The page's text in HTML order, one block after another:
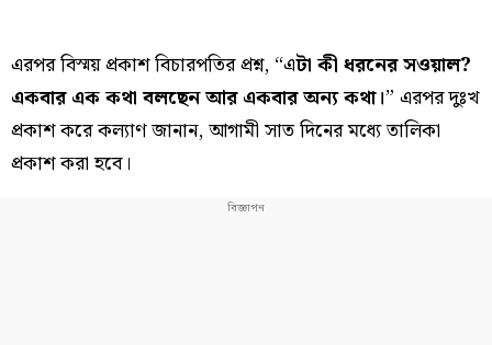
এরপর বিস্ময় প্রকাশ বিচারপতির প্রশ্ন, “এটা কী ধরনের সওয়াল?
একবার এক কথা বলছেন আর একবার অন্য কথা।” এরপর দুঃখ
প্রকাশ করে কল্যাণ জানান, আগামী সাত দিনের মধ্যে তালিকা
প্রকাশ করা হবে।